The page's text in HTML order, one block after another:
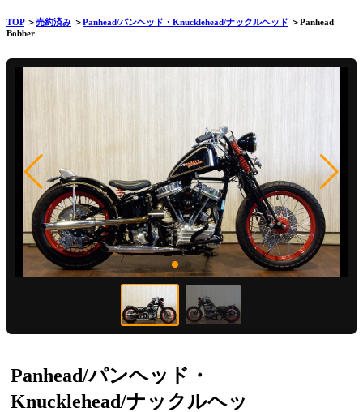
TOP＞売約済み ＞Panhead/パンヘッド・Knucklehead/ナックルヘッド ＞Panhead
Bobber
Panhead/パンヘッド・
Knucklehead/ナックルヘッ